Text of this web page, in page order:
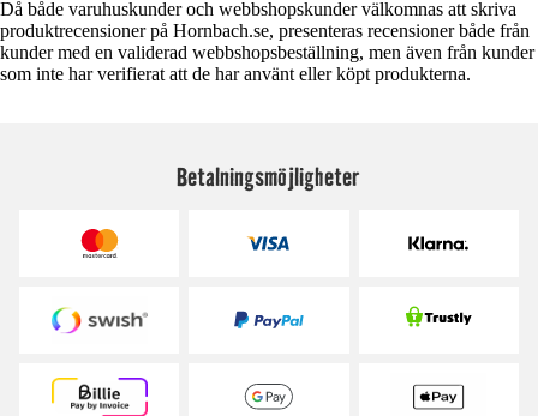
Då både varuhuskunder och webbshopskunder välkomnas att skriva
produktrecensioner på Hornbach.se, presenteras recensioner både från
kunder med en validerad webbshopsbeställning, men även från kunder
som inte har verifierat att de har använt eller köpt produkterna.
Betalningsmöjligheter